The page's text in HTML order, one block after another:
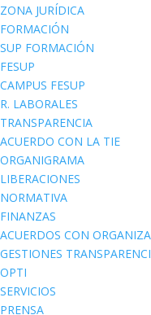
ZONA JURÍDICA
FORMACIÓN
SUP FORMACIÓN
FESUP
CAMPUS FESUP
R. LABORALES
TRANSPARENCIA
ACUERDO CON LA TIE
ORGANIGRAMA
LIBERACIONES
NORMATIVA
FINANZAS
ACUERDOS CON
GESTIONES
OPTI
SERVICIOS
PRENSA